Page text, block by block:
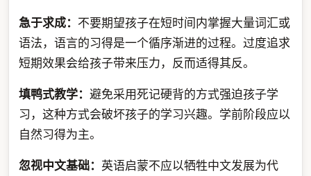
急于求成： 不要期望孩子在短时间内掌握大量词汇或
语法，语言的习得是一个循序渐进的过程。过度追求
短期效果会给孩子带来压力，反而适得其反。
填鸭式教学： 避免采用死记硬背的方式强迫孩子学
习，这种方式会破坏孩子的学习兴趣。学前阶段应以
自然习得为主。
忽视中文基础： 英语启蒙不应以牺牲中文发展为代